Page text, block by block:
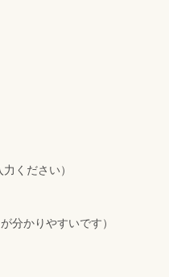
ください）
分かりやすいです）